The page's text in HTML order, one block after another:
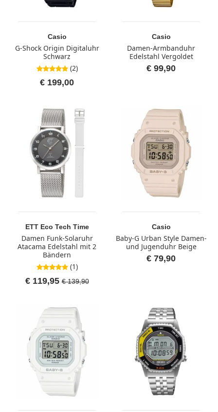
Casio
G-Shock Origin Digitaluhr
Schwarz
5,0 von 5 Sternen
(2)
€ 199,00
Casio
Damen-Armbanduhr
Edelstahl Vergoldet
€ 99,90
ETT Eco Tech Time
Damen Funk-Solaruhr
Atacama Edelstahl mit 2
Bändern
5,0 von 5 Sternen
(1)
€ 119,95€ 139,90
Casio
Baby-G Urban Style Damen-
und Jugenduhr Beige
€ 79,90